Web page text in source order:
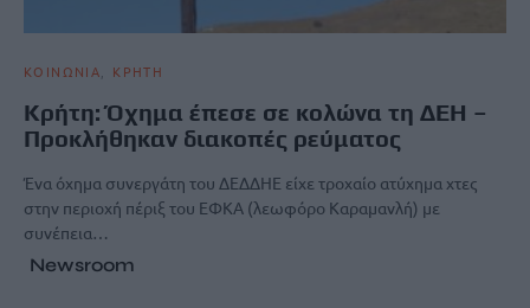
ΚΟΙΝΩΝΙΑ ΚΡΗΤΗ
Κρήτη: Όχημα έπεσε σε κολώνα τη ΔΕΗ –
Προκλήθηκαν διακοπές ρεύματος
Ένα όχημα συνεργάτη του ΔΕΔΔΗΕ είχε τροχαίο ατύχημα χτες
στην περιοχή πέριξ του ΕΦΚΑ (λεωφόρο Καραμανλή) με
συνέπεια…
Newsroom